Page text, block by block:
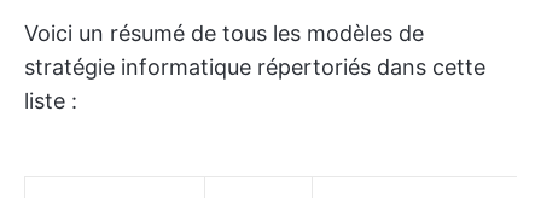
Voici un résumé de tous les modèles de
stratégie informatique répertoriés dans cette
liste :